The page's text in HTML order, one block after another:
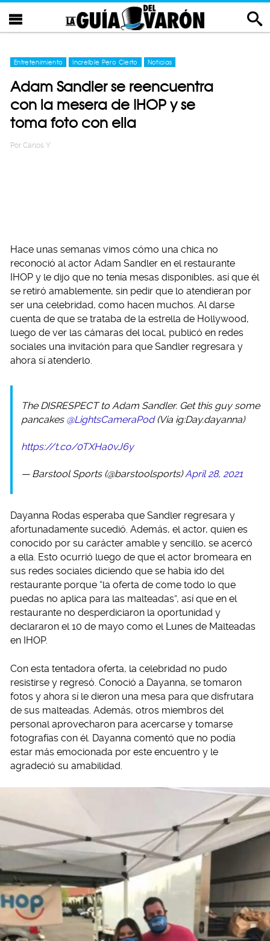
Entretenimiento Increíble Pero Cierto Noticias
Adam Sandler se reencuentra
con la mesera de IHOP y se
toma foto con ella
Por Carlos Y
Hace unas semanas vimos cómo una chica no
reconoció al actor Adam Sandler en el restaurante
IHOP y le dijo que no tenía mesas disponibles, así que él
se retiró amablemente, sin pedir que lo atendieran por
ser una celebridad, como hacen muchos. Al darse
cuenta de que se trataba de la estrella de Hollywood,
luego de ver las cámaras del local, publicó en redes
sociales una invitación para que Sandler regresara y
ahora sí atenderlo.
The DISRESPECT to Adam Sandler. Get this guy some
pancakes @LightsCameraPod(Via ig:Day.dayanna)
https://t.co/0TXHa0vJ6y
— Barstool Sports (@barstoolsports)April 28, 2021
Dayanna Rodas esperaba que Sandler regresara y
afortunadamente sucedió. Además, el actor, quien es
conocido por su carácter amable y sencillo, se acercó
a ella. Esto ocurrió luego de que el actor bromeara en
sus redes sociales diciendo que se había ido del
restaurante porque “la oferta de come todo lo que
puedas no aplica para las malteadas”, así que en el
restaurante no desperdiciaron la oportunidad y
declararon el 10 de mayo como el Lunes de Malteadas
en IHOP.
Con esta tentadora oferta, la celebridad no pudo
resistirse y regresó. Conoció a Dayanna, se tomaron
fotos y ahora sí le dieron una mesa para que disfrutara
de sus malteadas. Además, otros miembros del
personal aprovecharon para acercarse y tomarse
fotografías con él. Dayanna comentó que no podía
estar más emocionada por este encuentro y le
agradeció su amabilidad.